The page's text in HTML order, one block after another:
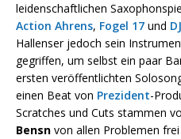
leidenschaftlichen
Action Ahrens, Fogel 17 und
Hallenser jedoch sein
gegriffen, um selbst ein paar
ersten veröffentlichten
einen Beat von Prezident-
Scratches und Cuts stammen
Bensn von allen Problemen